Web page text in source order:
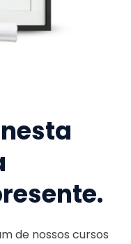
de nossos cursos